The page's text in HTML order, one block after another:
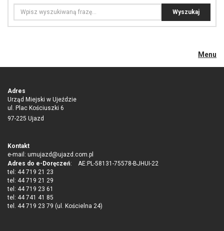
Menu
Adres
Urząd Miejski w Ujeździe
ul. Plac Kościuszki 6
97-225 Ujazd
Kontakt
e-mail: umujazd@ujazd.com.pl
Adres do e-Doręczeń: AE:PL-58131-75578-BJHUI-22
tel: 44 719 21 23
tel: 44 719 21 29
tel: 44 719 23 61
tel: 44 741 41 85
tel. 44 719 23 79 (ul. Kościelna 24)